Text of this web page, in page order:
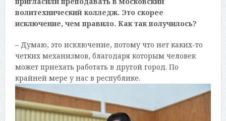
политехнический колледж. Это скорее
исключение, чем правило. Как так получилось?
– Думаю, это исключение, потому что нет каких-то
четких механизмов, благодаря которым человек
может приехать работать в другой город. По
крайней мере у нас в республике.